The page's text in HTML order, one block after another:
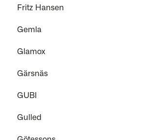
Fritz Hansen
Gemla
Glamox
Gärsnäs
GUBI
Gulled